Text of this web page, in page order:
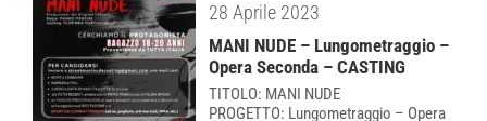
28 Aprile 2023
MANI NUDE – Lungometraggio –
Opera Seconda – CASTING
TITOLO: MANI NUDE
PROGETTO: Lungometraggio – Opera